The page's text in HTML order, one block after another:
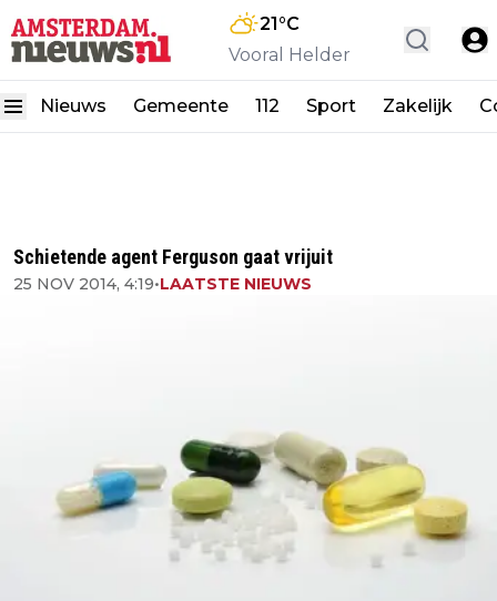
21°C
Vooral Helder
Nieuws Gemeente 112 Sport Zakelijk
Schietende agent Ferguson gaat vrijuit
25 NOV 2014, 4:19•LAATSTE NIEUWS